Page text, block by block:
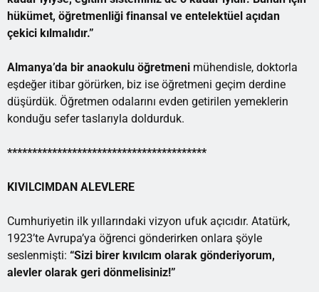
hükümet, öğretmenliği finansal ve entelektüel açıdan
çekici kılmalıdır.”
Almanya’da bir anaokulu öğretmeni mühendisle, doktorla
eşdeğer itibar görürken, biz ise öğretmeni geçim derdine
düşürdük. Öğretmen odalarını evden getirilen yemeklerin
konduğu sefer taslarıyla doldurduk.
****************************************
KIVILCIMDAN ALEVLERE
Cumhuriyetin ilk yıllarındaki vizyon ufuk açıcıdır. Atatürk,
1923’te Avrupa’ya öğrenci gönderirken onlara şöyle
seslenmişti: “Sizi birer kıvılcım olarak gönderiyorum,
alevler olarak geri dönmelisiniz!”